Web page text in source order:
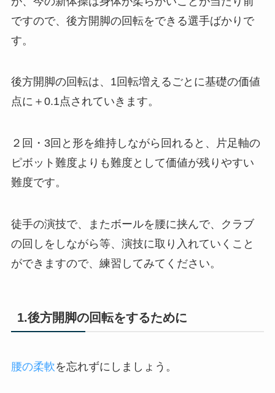
ですので、後方開脚の回転をできる選手ばかりで
す。
後方開脚の回転は、1回転増えるごとに基礎の価値
点に＋0.1点されていきます。
２回・3回と形を維持しながら回れると、片足軸の
ピボット難度よりも難度として価値が残りやすい
難度です。
徒手の演技で、またボールを腰に挟んで、クラブ
の回しをしながら等、演技に取り入れていくこと
ができますので、練習してみてください。
1.後方開脚の回転をするために
腰の柔軟を忘れずにしましょう。